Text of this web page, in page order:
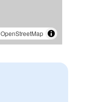
OpenStreetMap